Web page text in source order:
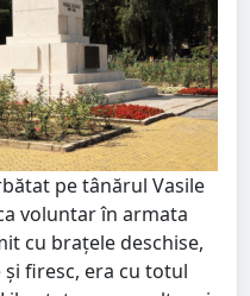
pe tânărul Vasile
voluntar în armata
cu braţele deschise,
firesc, era cu totul